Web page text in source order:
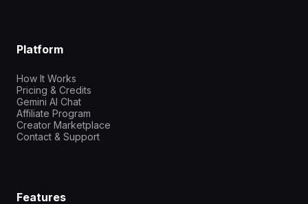
Platform
How It Works
Pricing & Credits
Gemini AI Chat
Affiliate Program
Creator Marketplace
Contact & Support
Features